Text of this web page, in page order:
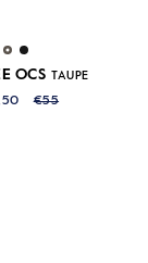
OCS TAUPE
€55